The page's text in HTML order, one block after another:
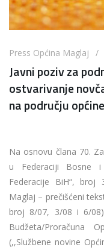
Press Općina Maglaj /
Javni poziv za
ostvarivanje
na području
Na osnovu člana 70.
u Federaciji Bosne i
Federacije BiH“, broj
Maglaj – prečišćeni
broj 8/07, 3/08 i 6/
Budžeta/Proračuna
(,,Službene novine